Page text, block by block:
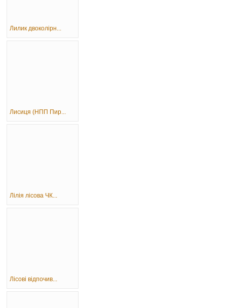
Лилик двоколірн...
Лисиця (НПП Пир...
Лілія лісова ЧК...
Лісові відпочив...